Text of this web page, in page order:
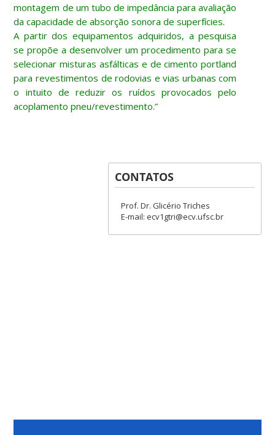
montagem de um tubo de impedância para avaliação
da capacidade de absorção sonora de superfícies.
A partir dos equipamentos adquiridos, a pesquisa
se propõe a desenvolver um procedimento para se
selecionar misturas asfálticas e de cimento portland
para revestimentos de rodovias e vias urbanas com
o intuito de reduzir os ruídos provocados pelo
acoplamento pneu/revestimento.”
CONTATOS
Prof. Dr. Glicério Triches
E-mail: ecv1gtri@ecv.ufsc.br